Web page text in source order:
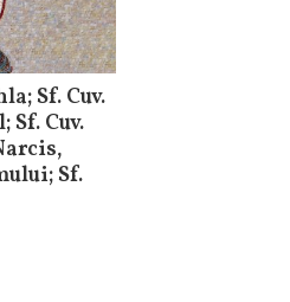
Sf. Cuv.
Sf. Cuv.
Sf.